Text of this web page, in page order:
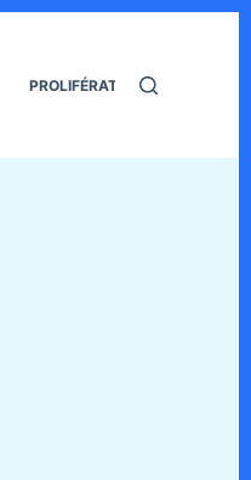
PROLIFÉRATION DES RATS